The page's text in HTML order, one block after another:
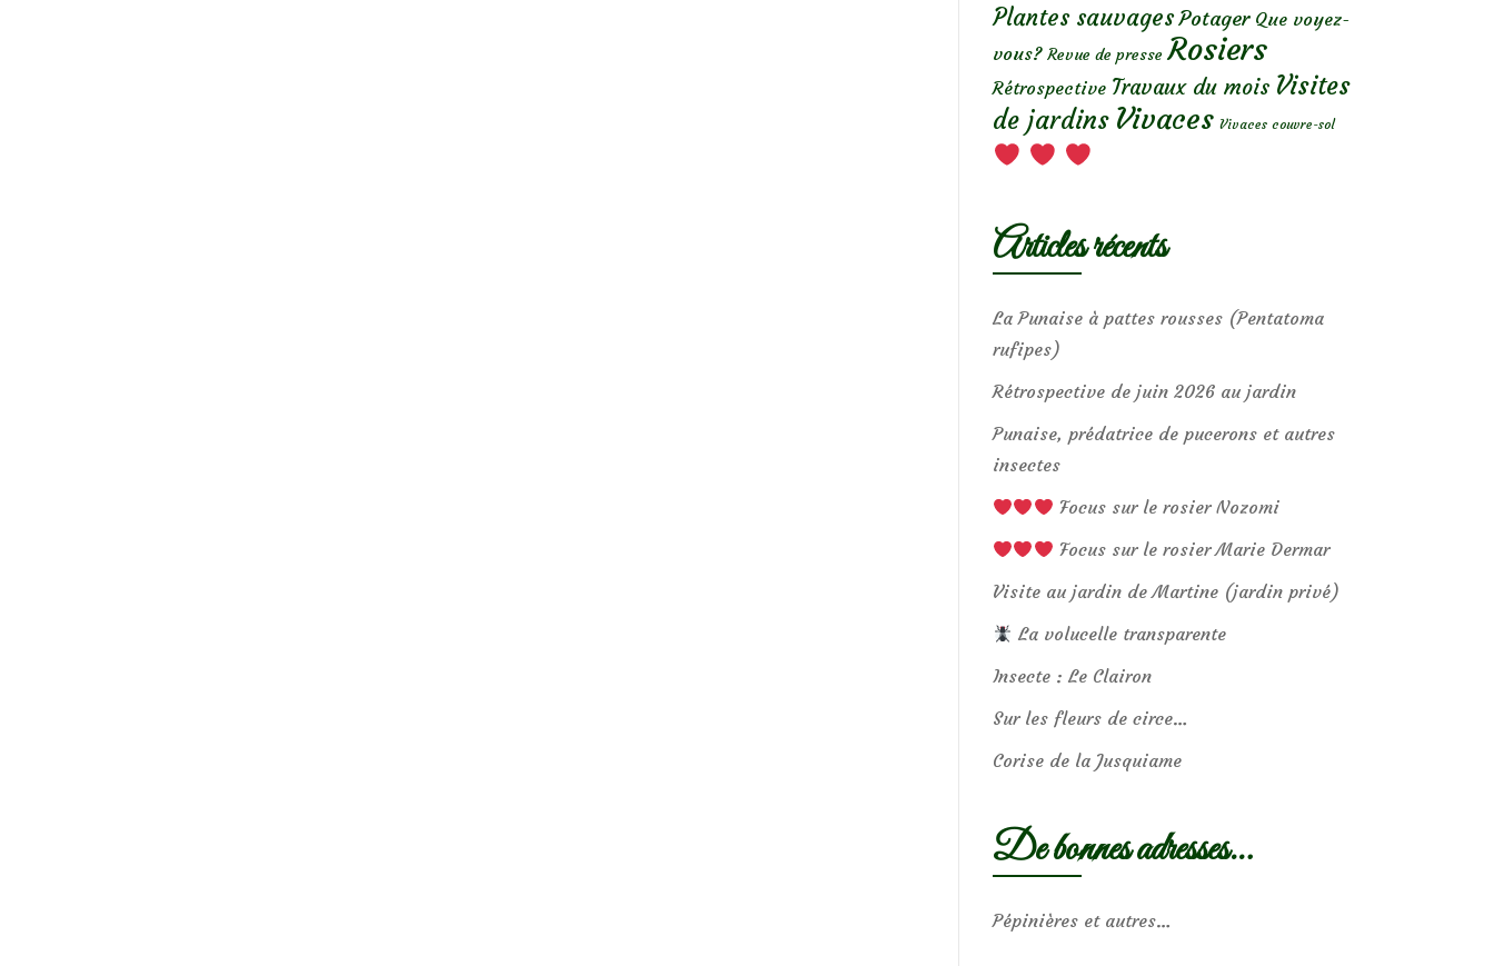
Plantes sauvages Potager Que voyez-
vous? Revue de presse Rosiers
Rétrospective Travaux du mois Visites
de jardins Vivaces Vivaces couvre-sol
Articles récents
La Punaise à pattes rousses (Pentatoma
rufipes)
Rétrospective de juin 2026 au jardin
Punaise, prédatrice de pucerons et autres
insectes
Focus sur le rosier Nozomi
Focus sur le rosier Marie Dermar
Visite au jardin de Martine (jardin privé)
La volucelle transparente
Insecte : Le Clairon
Sur les fleurs de circe…
Corise de la Jusquiame
De bonnes adresses…
Pépinières et autres…